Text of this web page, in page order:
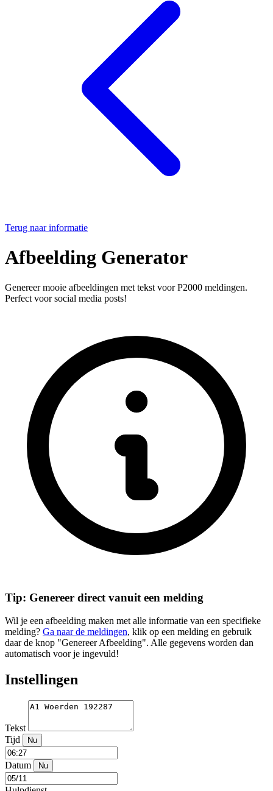
Terug naar informatie
Afbeelding Generator
Genereer mooie afbeeldingen met tekst voor P2000 meldingen.
Perfect voor social media posts!
Tip: Genereer direct vanuit een melding
Wil je een afbeelding maken met alle informatie van een specifieke
melding? Ga naar de meldingen, klik op een melding en gebruik
daar de knop "Genereer Afbeelding". Alle gegevens worden dan
automatisch voor je ingevuld!
Instellingen
Tekst
Tijd
Nu
Datum Nu